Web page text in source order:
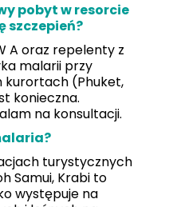
pobyt w resorcie
szczepień?
A oraz repelenty z
malarii przy
(Phuket,
konieczna.
na konsultacji.
turystycznych
Samui, Krabi to
występuje na